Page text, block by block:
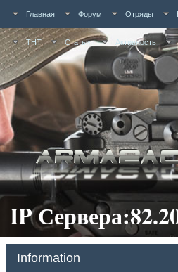
Главная Форум Отряды
ТНТ Статьи Активность
IP
Information